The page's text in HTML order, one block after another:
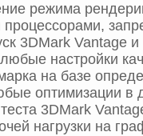
режима
3DMark Vantage и
настройки
на базе
оптимизации в
3DMark
нагрузки на